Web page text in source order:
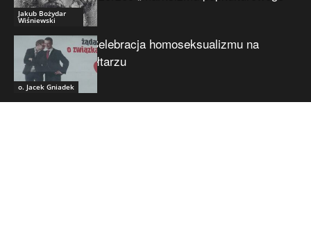
Jakub Bożydar
Wiśniewski
o. Jacek Gniadek
Celebracja homoseksualizmu na
ołtarzu